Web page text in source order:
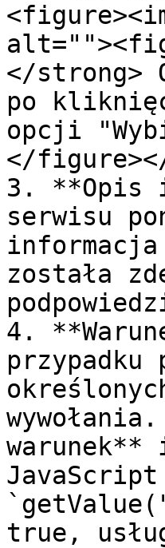
</strong>
po
opcji
</
3. **Opis
serwisu
została
4.
przypadku
warunek**
JavaScript
true,